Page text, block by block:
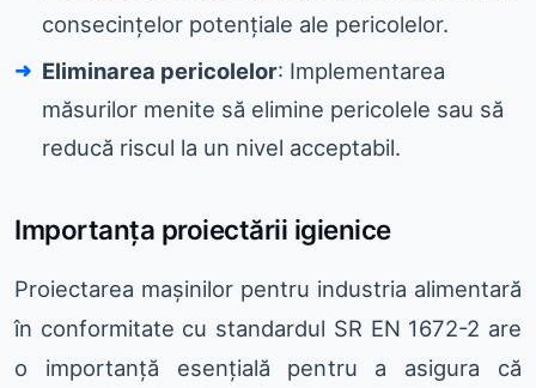
consecințelor potențiale ale pericolelor.
Eliminarea pericolelor: Implementarea
măsurilor menite să elimine pericolele sau să
reducă riscul la un nivel acceptabil.
Importanța proiectării igienice
Proiectarea mașinilor pentru industria alimentară
în conformitate cu standardul SR EN 1672-2 are
o importanță esențială pentru a asigura că